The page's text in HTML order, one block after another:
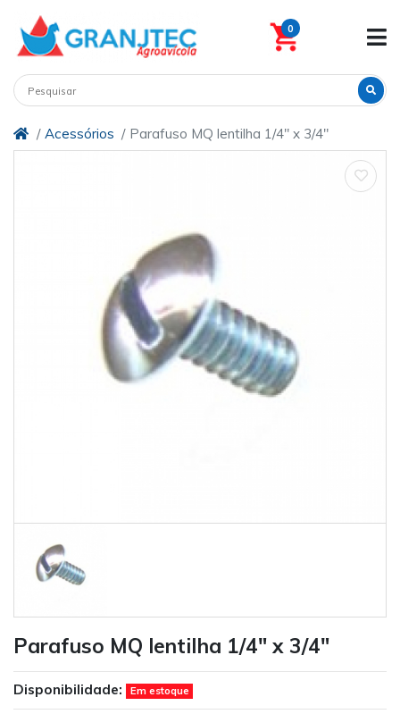
0
Acessórios Parafuso MQ lentilha 1/4" x 3/4"
Parafuso MQ lentilha 1/4" x 3/4"
Disponibilidade: Em estoque